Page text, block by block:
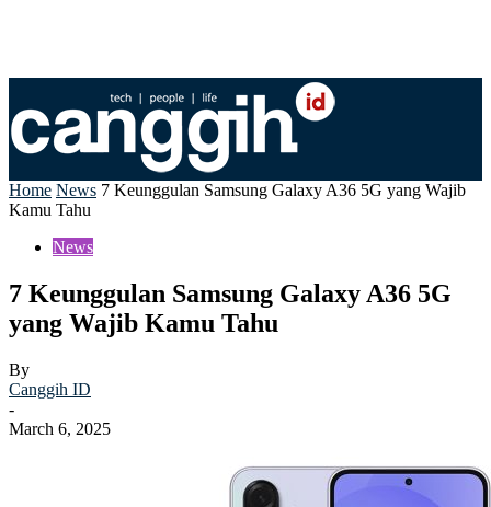
Home News 7 Keunggulan Samsung Galaxy A36 5G yang Wajib
Kamu Tahu
News
7 Keunggulan Samsung Galaxy A36 5G
yang Wajib Kamu Tahu
By
Canggih ID
-
March 6, 2025